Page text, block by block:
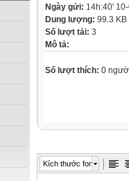
Ngày gửi: 14h:40'
Dung lượng: 99.3 KB
Số lượt tải: 3
Mô tả:
Số lượt thích: 0
Kích thước font